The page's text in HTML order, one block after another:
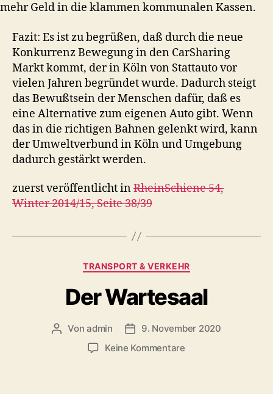
mehr Geld in die klammen kommunalen Kassen.
Fazit: Es ist zu begrüßen, daß durch die neue
Konkurrenz Bewegung in den CarSharing
Markt kommt, der in Köln von Stattauto vor
vielen Jahren begründet wurde. Dadurch steigt
das Bewußtsein der Menschen dafür, daß es
eine Alternative zum eigenen Auto gibt. Wenn
das in die richtigen Bahnen gelenkt wird, kann
der Umweltverbund in Köln und Umgebung
dadurch gestärkt werden.
zuerst veröffentlicht inRheinSchiene 54,
Winter 2014/15, Seite 38/39
Kategorien
TRANSPORT & VERKEHR
Der Wartesaal
Beitragsautor
Vonadmin Beitragsdatum
9. November 2020
Keine Kommentarezu